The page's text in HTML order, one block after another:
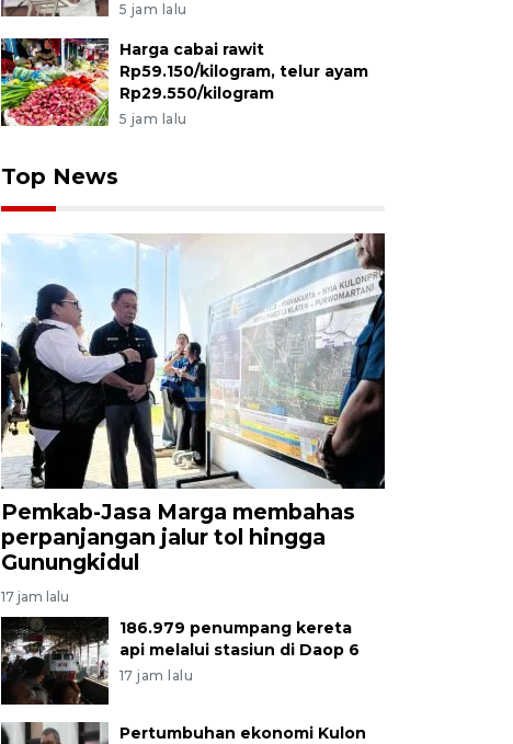
5 jam lalu
Harga cabai rawit
Rp59.150/kilogram, telur ayam
Rp29.550/kilogram
5 jam lalu
Top News
Pemkab-Jasa Marga membahas
perpanjangan jalur tol hingga
Gunungkidul
17 jam lalu
186.979 penumpang kereta
api melalui stasiun di Daop 6
17 jam lalu
Pertumbuhan ekonomi Kulon